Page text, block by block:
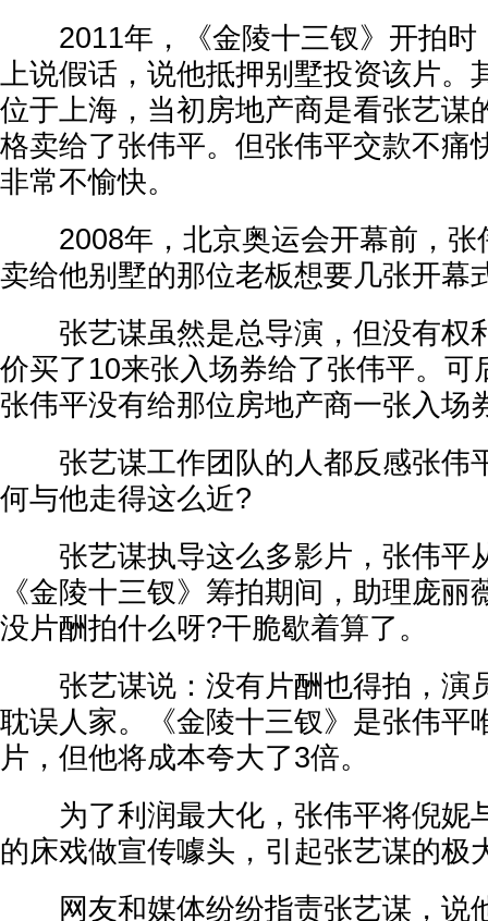
2011年，《金陵十三钗》开拍时
上说假话，说他抵押别墅投资该片。
位于上海，当初房地产商是看张艺谋
格卖给了张伟平。但张伟平交款不痛
非常不愉快。
2008年，北京奥运会开幕前，张
卖给他别墅的那位老板想要几张开幕
张艺谋虽然是总导演，但没有权
价买了10来张入场券给了张伟平。可
张伟平没有给那位房地产商一张入场
张艺谋工作团队的人都反感张伟
何与他走得这么近?
张艺谋执导这么多影片，张伟平
《金陵十三钗》筹拍期间，助理庞
没片酬拍什么呀?干脆歇着算了。
张艺谋说：没有片酬也得拍，演
耽误人家。《金陵十三钗》是张伟平
片，但他将成本夸大了3倍。
为了利润最大化，张伟平将倪妮
的床戏做宣传噱头，引起张艺谋的极
网友和媒体纷纷指责张艺谋，说